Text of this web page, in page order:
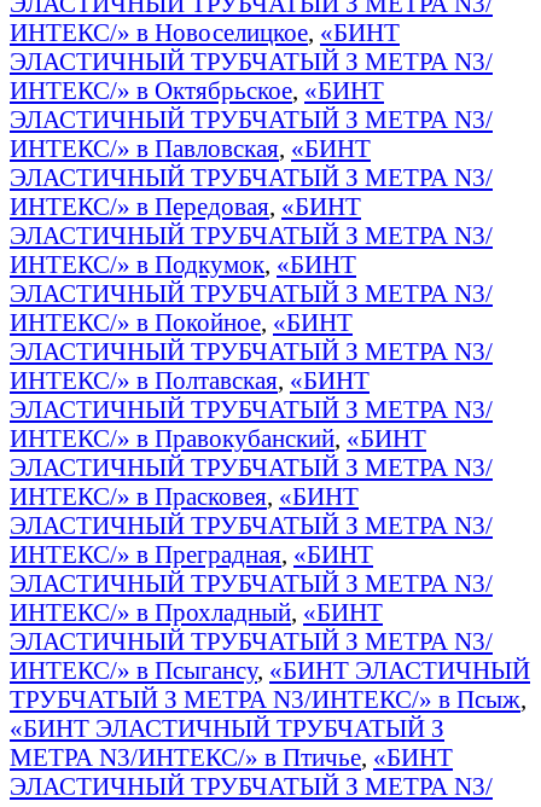
ИНТЕКС/» в Новоселицкое, «БИНТ
ЭЛАСТИЧНЫЙ ТРУБЧАТЫЙ З МЕТРА N3/
ИНТЕКС/» в Октябрьское, «БИНТ
ЭЛАСТИЧНЫЙ ТРУБЧАТЫЙ З МЕТРА N3/
ИНТЕКС/» в Павловская, «БИНТ
ЭЛАСТИЧНЫЙ ТРУБЧАТЫЙ З МЕТРА N3/
ИНТЕКС/» в Передовая, «БИНТ
ЭЛАСТИЧНЫЙ ТРУБЧАТЫЙ З МЕТРА N3/
ИНТЕКС/» в Подкумок, «БИНТ
ЭЛАСТИЧНЫЙ ТРУБЧАТЫЙ З МЕТРА N3/
ИНТЕКС/» в Покойное, «БИНТ
ЭЛАСТИЧНЫЙ ТРУБЧАТЫЙ З МЕТРА N3/
ИНТЕКС/» в Полтавская, «БИНТ
ЭЛАСТИЧНЫЙ ТРУБЧАТЫЙ З МЕТРА N3/
ИНТЕКС/» в Правокубанский, «БИНТ
ЭЛАСТИЧНЫЙ ТРУБЧАТЫЙ З МЕТРА N3/
ИНТЕКС/» в Прасковея, «БИНТ
ЭЛАСТИЧНЫЙ ТРУБЧАТЫЙ З МЕТРА N3/
ИНТЕКС/» в Преградная, «БИНТ
ЭЛАСТИЧНЫЙ ТРУБЧАТЫЙ З МЕТРА N3/
ИНТЕКС/» в Прохладный, «БИНТ
ЭЛАСТИЧНЫЙ ТРУБЧАТЫЙ З МЕТРА N3/
ИНТЕКС/» в Псыгансу, «БИНТ ЭЛАСТИЧНЫЙ
ТРУБЧАТЫЙ З МЕТРА N3/ИНТЕКС/» в Псыж,
«БИНТ ЭЛАСТИЧНЫЙ ТРУБЧАТЫЙ З
МЕТРА N3/ИНТЕКС/» в Птичье, «БИНТ
ЭЛАСТИЧНЫЙ ТРУБЧАТЫЙ З МЕТРА N3/